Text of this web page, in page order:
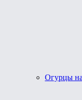
Огурцы